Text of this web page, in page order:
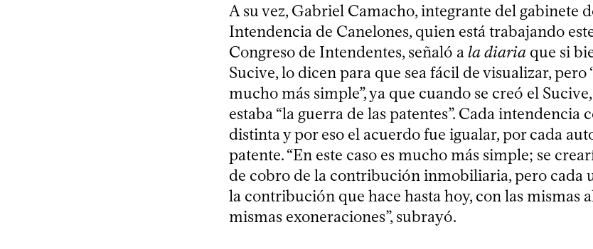
A su vez, Gabriel Camacho, integrante del gabinete
Intendencia de Canelones, quien está trabajando
Congreso de Intendentes, señaló ala diaria que si
Sucive, lo dicen para que sea fácil de visualizar, pero
mucho más simple”, ya que cuando se creó el Sucive,
estaba “la guerra de las patentes”. Cada intendencia
distinta y por eso el acuerdo fue igualar, por cada
patente. “En este caso es mucho más simple; se
de cobro de la contribución inmobiliaria, pero cada
la contribución que hace hasta hoy, con las mismas
mismas exoneraciones”, subrayó.